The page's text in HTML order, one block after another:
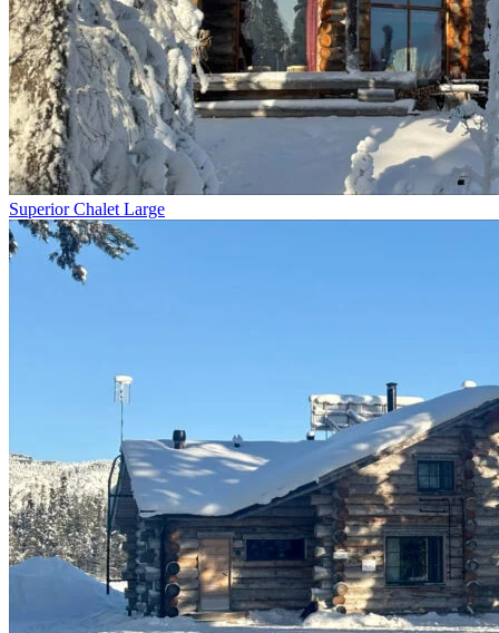
Superior Chalet Large